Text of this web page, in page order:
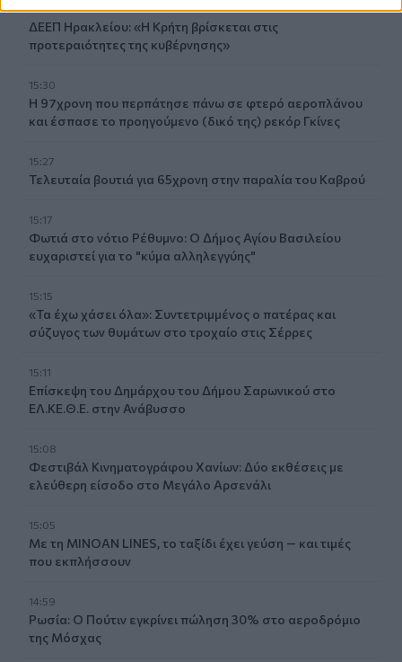
15:36
ΔΕΕΠ Ηρακλείου: «Η Κρήτη βρίσκεται στις
προτεραιότητες της κυβέρνησης»
15:30
Η 97χρονη που περπάτησε πάνω σε φτερό αεροπλάνου
και έσπασε το προηγούμενο (δικό της) ρεκόρ Γκίνες
15:27
Τελευταία βουτιά για 65χρονη στην παραλία του Καβρού
15:17
Φωτιά στο νότιο Ρέθυμνο: Ο Δήμος Αγίου Βασιλείου
ευχαριστεί για το "κύμα αλληλεγγύης"
15:15
«Τα έχω χάσει όλα»: Συντετριμμένος ο πατέρας και
σύζυγος των θυμάτων στο τροχαίο στις Σέρρες
15:11
Επίσκεψη του Δημάρχου του Δήμου Σαρωνικού στο
ΕΛ.ΚΕ.Θ.Ε. στην Ανάβυσσο
15:08
Φεστιβάλ Κινηματογράφου Χανίων: Δύο εκθέσεις με
ελεύθερη είσοδο στο Μεγάλο Αρσενάλι
15:05
Με τη MINOAN LINES, το ταξίδι έχει γεύση — και τιμές
που εκπλήσσουν
14:59
Ρωσία: Ο Πούτιν εγκρίνει πώληση 30% στο αεροδρόμιο
της Μόσχας